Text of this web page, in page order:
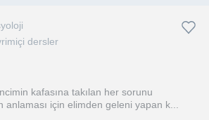
dersler
kafasına takılan her sorunu
anlaması için elimden geleni yapan k...